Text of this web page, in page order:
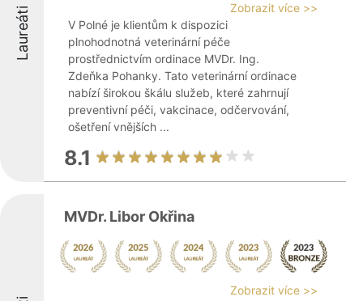
Laureáti
Zobrazit více >>
V Polné je klientům k dispozici
plnohodnotná veterinární péče
prostřednictvím ordinace MVDr. Ing.
Zdeňka Pohanky. Tato veterinární ordinace
nabízí širokou škálu služeb, které zahrnují
preventivní péči, vakcinace, odčervování,
ošetření vnějších ...
8.1
MVDr. Libor Okřina
Zobrazit více >>